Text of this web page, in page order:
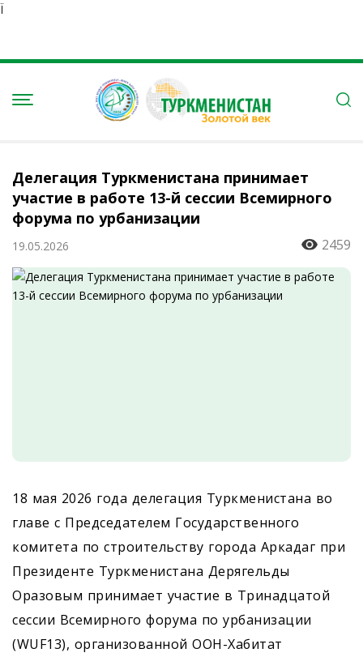
Ï
Делегация Туркменистана принимает
участие в работе 13-й сессии Всемирного
форума по урбанизации
19.05.2026 2459
18 мая 2026 года делегация Туркменистана во
главе с Председателем Государственного
комитета по строительству города Аркадаг при
Президенте Туркменистана Дерягельды
Оразовым принимает участие в Тринадцатой
сессии Всемирного форума по урбанизации
(WUF13), организованной ООН-Хабитат